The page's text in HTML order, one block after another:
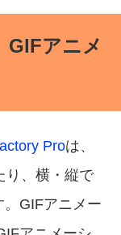
GIFアニメ
Proは、
り、横・縦で
GIFアニメー